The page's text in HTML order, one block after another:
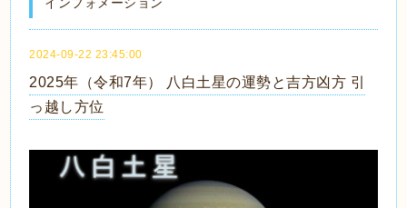
2024-09-22 23:45:00
2025年（令和7年） 八白土星の運勢と吉方凶方 引
っ越し方位